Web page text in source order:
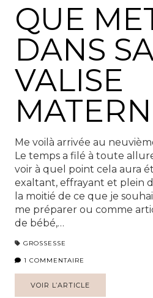
QUE
DANS
VALISE
Me voilà arrivée au
Le temps a filé à toute
voir à quel point cela aura
exaltant, effrayant et plein
la moitié de ce que je
me préparer ou comme
de bébé,…
GROSSESSE
1 COMMENTAIRE
VOIR L’ARTICLE